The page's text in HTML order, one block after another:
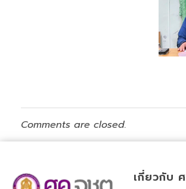
Comments are closed.
เกี่ยวกับ